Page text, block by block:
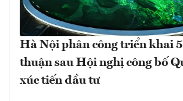
Hà Nội phân công triển khai
thuận sau Hội nghị công bố
xúc tiến đầu tư